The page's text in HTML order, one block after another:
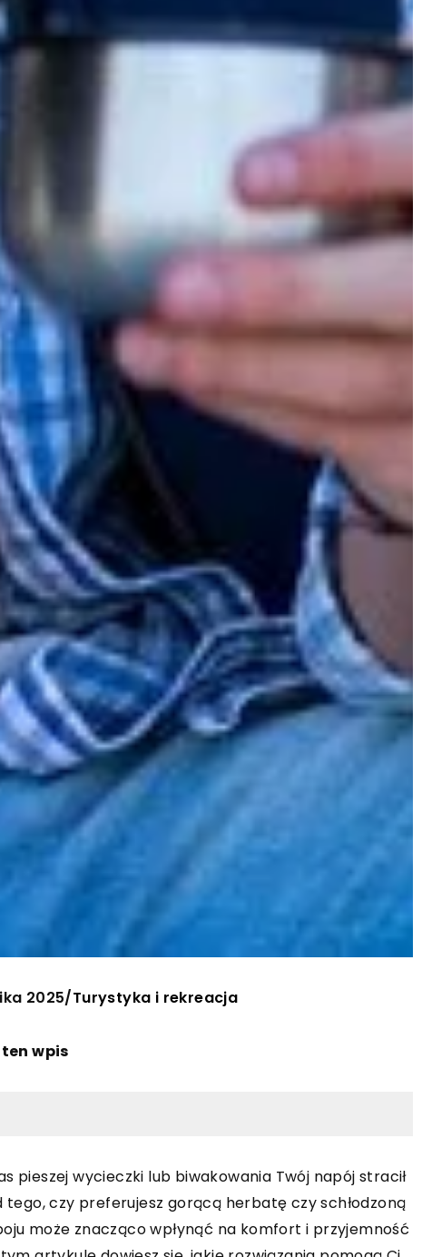
2025/Turystyka i rekreacja
wpis
pieszej wycieczki lub biwakowania Twój napój stracił
czy preferujesz gorącą herbatę czy schłodzoną
może znacząco wpłynąć na komfort i przyjemność